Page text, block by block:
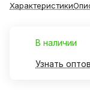
Характеристики
В наличии
Узнать